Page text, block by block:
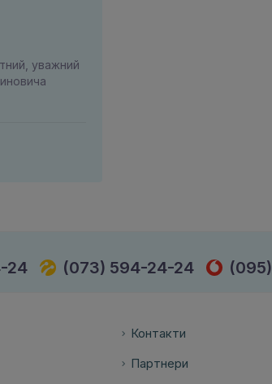
уважний
24 (073) 594-24-24
Контакти
Партнери